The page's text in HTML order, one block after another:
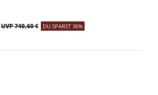
UVP 740,60 € DU SPARST 36%